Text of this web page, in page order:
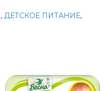
, ДЕТСКОЕ ПИТАНИЕ,